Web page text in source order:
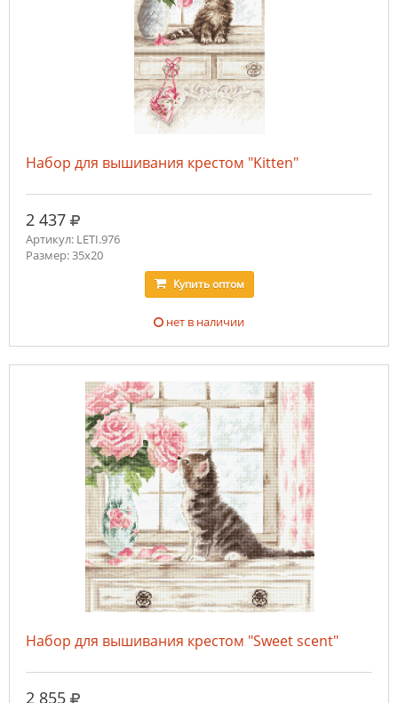
Набор для вышивания крестом "Kitten"
2 437 руб.
Артикул: LETI.976
Размер: 35x20
Купитьоптом
нет в наличии
Набор для вышивания крестом "Sweet scent"
2 855 руб.